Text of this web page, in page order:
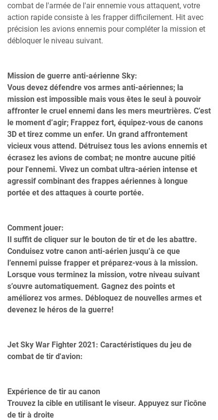
combat de l'armée de l'air ennemie vous attaquent, votre
action rapide consiste à les frapper difficilement. Hit avec
précision les avions ennemis pour compléter la mission et
débloquer le niveau suivant.
Mission de guerre anti-aérienne Sky:
Vous devez défendre vos armes anti-aériennes; la
mission est impossible mais vous êtes le seul à pouvoir
affronter le cruel ennemi dans les mers meurtrières. C’est
le moment d’agir; Frappez fort, équipez-vous de canons
3D et tirez comme un enfer. Un grand affrontement
vicieux vous attend. Détruisez tous les avions ennemis et
écrasez les avions de combat; ne montre aucune pitié
pour l'ennemi. Vivez un combat ultra-aérien intense et
agressif combinant des frappes aériennes à longue
portée et des attaques à courte portée.
Comment jouer:
Il suffit de cliquer sur le bouton de tir et de les abattre.
Conduisez votre canon anti-aérien jusqu’à ce que
l’ennemi puisse frapper et préparez-vous à la mission.
Lorsque vous terminez la mission, votre niveau suivant
s’ouvre automatiquement. Gagnez des points et
améliorez vos armes. Débloquez de nouvelles armes et
devenez le héros de la guerre!
Jet Sky War Fighter 2021: Caractéristiques du jeu de
combat de tir d'avion:
Expérience de tir au canon
Trouvez la cible en utilisant le viseur. Appuyez sur l'icône
de tir à droite